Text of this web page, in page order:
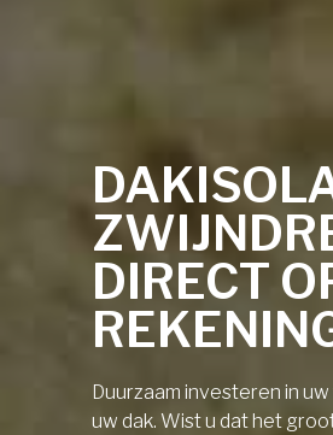
DIRECT
Duurzaam investeren in
uw dak. Wist u dat het